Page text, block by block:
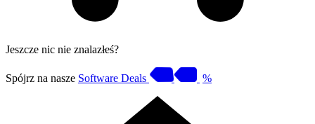
Jeszcze nic nie znalazłeś?
Spójrz na nasze Software Deals %